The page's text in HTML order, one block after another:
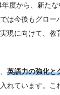
年度から、新た
は今後もグロー
現に向けて、教
英語力の強化と
れています。こ